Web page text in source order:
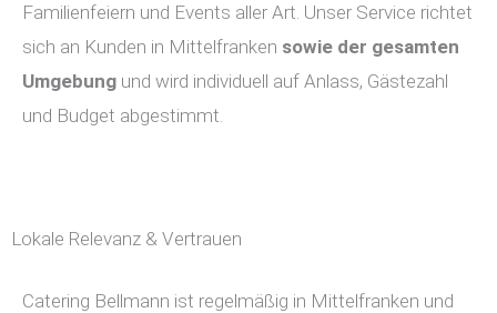
Familienfeiern und Events aller Art. Unser Service richtet
sich an Kunden in Mittelfranken sowie der gesamten
Umgebung und wird individuell auf Anlass, Gästezahl
und Budget abgestimmt.
Lokale Relevanz & Vertrauen
Catering Bellmann ist regelmäßig in Mittelfranken und